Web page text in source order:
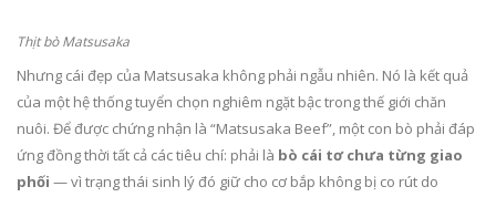
Thịt bò Matsusaka
Nhưng cái đẹp của Matsusaka không phải ngẫu nhiên. Nó là kết quả
của một hệ thống tuyển chọn nghiêm ngặt bậc trong thế giới chăn
nuôi. Để được chứng nhận là “Matsusaka Beef”, một con bò phải đáp
ứng đồng thời tất cả các tiêu chí: phải là bò cái tơ chưa từng giao
phối — vì trạng thái sinh lý đó giữ cho cơ bắp không bị co rút do